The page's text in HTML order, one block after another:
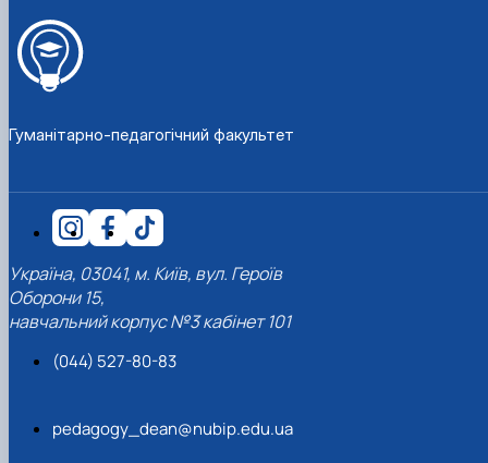
Гуманітарно-педагогічний факультет
Україна, 03041, м. Київ, вул. Героїв
Оборони 15,
навчальний корпус №3 кабінет 101
(044) 527-80-83
pedagogy_dean@nubip.edu.ua